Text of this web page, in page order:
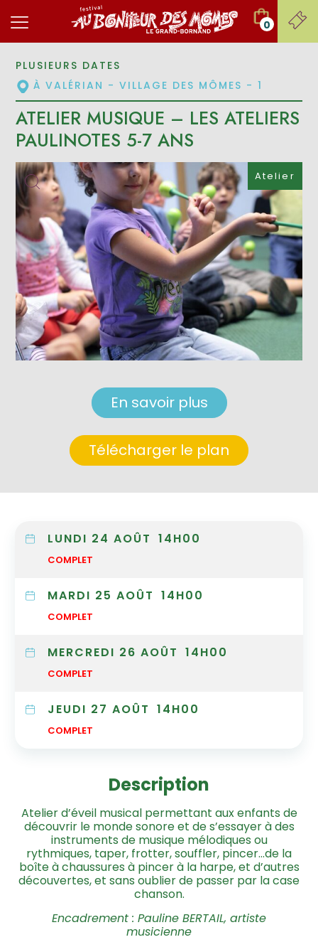
0
Télécharger le plan
En savoir plus
Atelier
PLUSIEURS DATES
À VALÉRIAN - VILLAGE DES MÔMES - 1
ATELIER MUSIQUE – LES ATELIERS
PAULINOTES 5-7 ANS
LUNDI 24 AOÛT 14H00
COMPLET
MARDI 25 AOÛT 14H00
COMPLET
MERCREDI 26 AOÛT 14H00
COMPLET
JEUDI 27 AOÛT 14H00
COMPLET
Description
Atelier d’éveil musical permettant aux enfants de
découvrir le monde sonore et de s’essayer à des
instruments de musique mélodiques ou
rythmiques, taper, frotter, souffler, pincer…de la
boîte à chaussures à pincer à la harpe, et d’autres
découvertes, et sans oublier de passer par la case
chanson.
Encadrement : Pauline BERTAIL, artiste
musicienne